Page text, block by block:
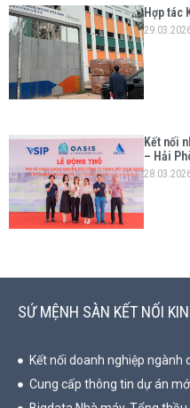
Hợp tác
Kết nối
– Hải
SỨ MỆNH SÀN KẾT NỐI
Kết nối doanh nghiệp ngành
Cung cấp thông tin dự án